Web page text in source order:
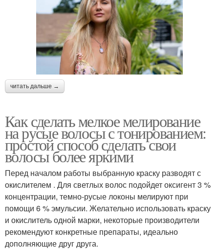
читать дальше →
Как сделать мелкое мелирование
на русые волосы с тонированием:
простой способ сделать свои
волосы более яркими
Перед началом работы выбранную краску разводят с
окислителем . Для светлых волос подойдет оксигент 3 %
концентрации, темно-русые локоны мелируют при
помощи 6 % эмульсии. Желательно использовать краску
и окислитель одной марки, некоторые производители
рекомендуют конкретные препараты, идеально
дополняющие друг друга.